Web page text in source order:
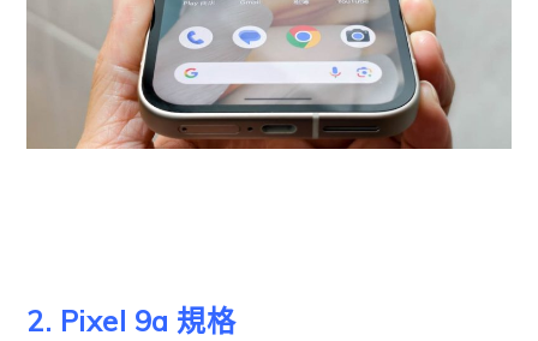
2. Pixel 9a 規格